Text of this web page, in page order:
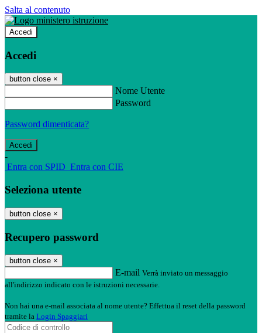
Salta al contenuto
Accedi
Accedi
button close ×
Nome Utente
Password
Password dimenticata?
-
Entra con SPID Entra con CIE
Seleziona utente
button close ×
Recupero password
button close ×
E-mail Verrà inviato un messaggio
all'indirizzo indicato con le istruzioni necessarie.
Non hai una e-mail associata al nome utente? Effettua il reset della password
tramite la Login Spaggiari